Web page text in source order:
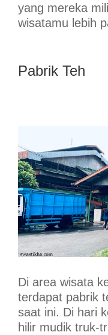
yang mereka
wisatamu lebih
Pabrik Teh
Di area wisata
terdapat pabrik
saat ini. Di hari
hilir mudik truk-